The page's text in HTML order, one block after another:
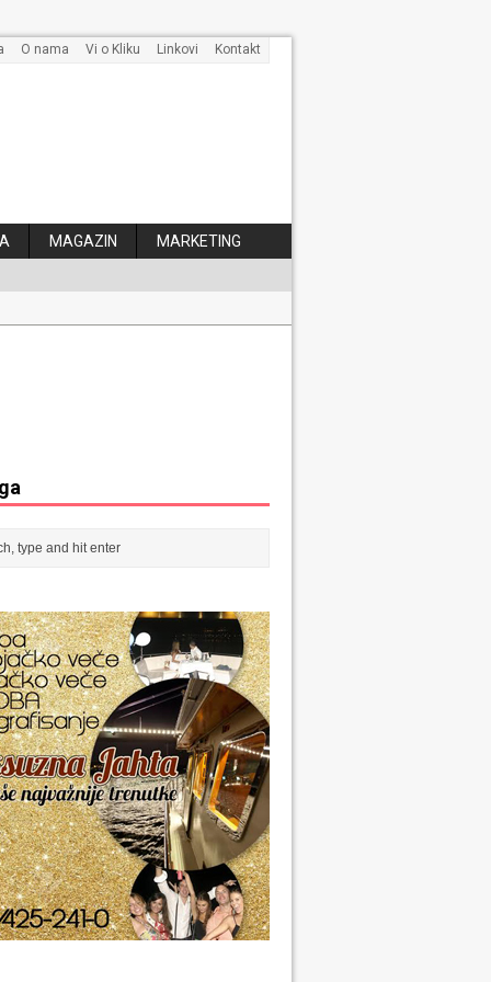
O nama Vi o Kliku Linkovi Kontakt
MAGAZIN MARKETING